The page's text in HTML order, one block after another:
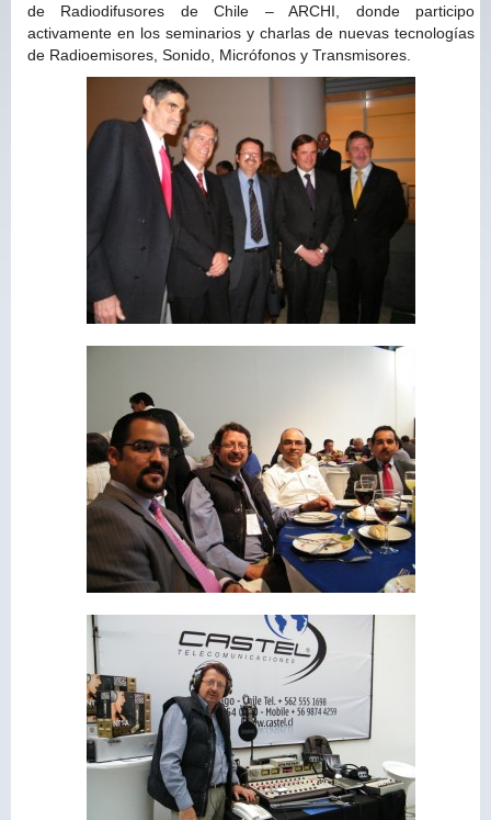
de Radiodifusores de Chile – ARCHI, donde participo
activamente en los seminarios y charlas de nuevas tecnologías
de Radioemisores, Sonido, Micrófonos y Transmisores.